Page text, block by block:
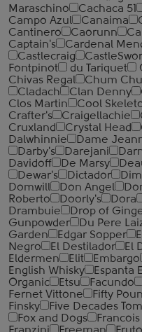
Maraschino
Cachaca 51
Campo Azul
Canaima
Cantinero
Caorunn
Captain's
Cardenal
Castlecraig
Fontpinot
du Tariquet
Chivas Regal
Chum
Cladach
Clan Denny
Clos Martin
Cool
Crafter's
Craigellachie
Cruxland
Crystal Head
Dalwhinnie
Dame
Darby's
Darejani
Davidoff
De Marsy
Dewar's
Dictador
Domwill
Don Angel
Roberto
Doorly's Dora
Drambuie
Drop of
Gunpowder
Du Pere
Garden
Edgar Sopper
Negro
El Destilador El
Eldermen
Elit Embargo
English Whisky
Espanta
Organic
Etsu Facundo
Fernet Vittone
Fifty
Finsky
Five Decades
Fox and Dogs